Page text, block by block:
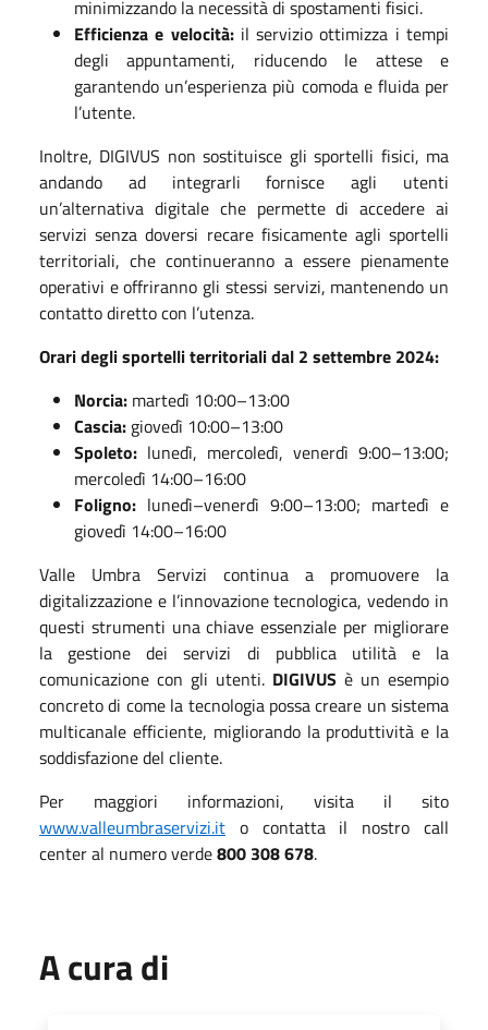
minimizzando la necessità di spostamenti fisici.
Efficienza e velocità:il servizio ottimizza i tempi
degli appuntamenti, riducendo le attese e
garantendo un’esperienza più comoda e fluida per
l’utente.
Inoltre, DIGIVUS non sostituisce gli sportelli fisici, ma
andando ad integrarli fornisce agli utenti
un’alternativa digitale che permette di accedere ai
servizi senza doversi recare fisicamente agli sportelli
territoriali, che continueranno a essere pienamente
operativi e offriranno gli stessi servizi, mantenendo un
contatto diretto con l’utenza.
Orari degli sportelli territoriali dal 2 settembre 2024:
Norcia: martedì 10:00–13:00
Cascia: giovedì 10:00–13:00
Spoleto: lunedì, mercoledì, venerdì 9:00–13:00;
mercoledì 14:00–16:00
Foligno: lunedì–venerdì 9:00–13:00; martedì e
giovedì 14:00–16:00
Valle Umbra Servizi continua a promuovere la
digitalizzazione e l’innovazione tecnologica, vedendo in
questi strumenti una chiave essenziale per migliorare
la gestione dei servizi di pubblica utilità e la
comunicazione con gli utenti. DIGIVUS è un esempio
concreto di come la tecnologia possa creare un sistema
multicanale efficiente, migliorando la produttività e la
soddisfazione del cliente.
Per maggiori informazioni, visita il sito
www.valleumbraservizi.it o contatta il nostro call
center al numero verde800 308 678.
A cura di